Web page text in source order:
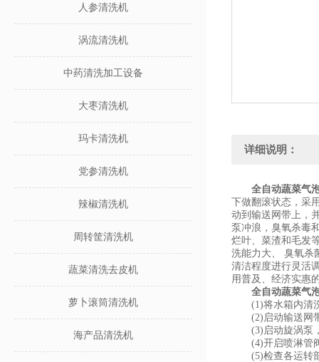
人参清洗机
涡流清洗机
中药清洗加工设备
大枣清洗机
玛卡清洗机
党参清洗机
辣椒清洗机
周转筐清洗机
蔬菜清洗去皮机
萝卜滚筒清洗机
海产品清洗机
详细说明：
全自动蔬菜气
下做翻滚状态，采
动到输送网带上，
泵冲浪，臭氧杀毒
烂叶、菜渣和毛发
洗能力大、 臭氧杀
清洁程度进行灵活
用普及、经济实惠
全自动蔬菜气
(1)将水箱内清洗
(2)启动输送网带
(3)启动旋涡泵，
(4)开启喷淋管阀
(5)检查各运转部